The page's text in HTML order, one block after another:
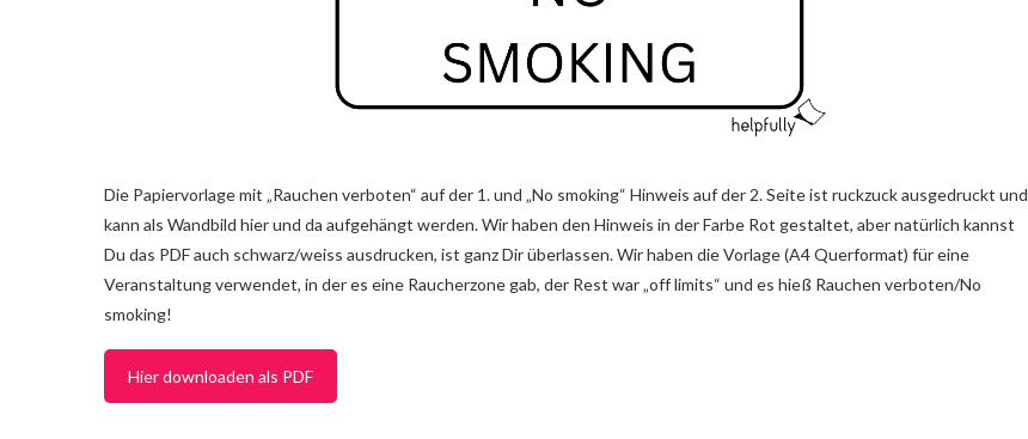
Die Papiervorlage mit „Rauchen verboten“ auf der 1. und „No smoking“ Hinweis auf der 2. Seite ist ruckzuck ausgedruckt und
kann als Wandbild hier und da aufgehängt werden. Wir haben den Hinweis in der Farbe Rot gestaltet, aber natürlich kannst
Du das PDF auch schwarz/weiss ausdrucken, ist ganz Dir überlassen. Wir haben die Vorlage (A4 Querformat) für eine
Veranstaltung verwendet, in der es eine Raucherzone gab, der Rest war „off limits“ und es hieß Rauchen verboten/No
smoking!
Hier downloaden als PDF